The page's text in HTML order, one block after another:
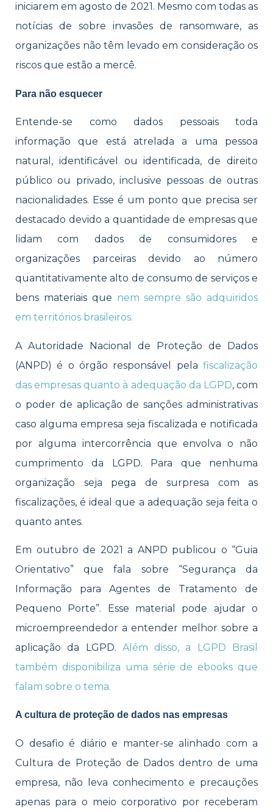
iniciarem em agosto de 2021. Mesmo com todas as
notícias de sobre invasões de ransomware, as
organizações não têm levado em consideração os
riscos que estão a mercê.
Para não esquecer
Entende-se como dados pessoais toda
informação que está atrelada a uma pessoa
natural, identificável ou identificada, de direito
público ou privado, inclusive pessoas de outras
nacionalidades. Esse é um ponto que precisa ser
destacado devido a quantidade de empresas que
lidam com dados de consumidores e
organizações parceiras devido ao número
quantitativamente alto de consumo de serviços e
bens materiais que nem sempre são adquiridos
em territórios brasileiros.
A Autoridade Nacional de Proteção de Dados
(ANPD) é o órgão responsável pela fiscalização
das empresas quanto à adequação da LGPD, com
o poder de aplicação de sanções administrativas
caso alguma empresa seja fiscalizada e notificada
por alguma intercorrência que envolva o não
cumprimento da LGPD. Para que nenhuma
organização seja pega de surpresa com as
fiscalizações, é ideal que a adequação seja feita o
quanto antes.
Em outubro de 2021 a ANPD publicou o “Guia
Orientativo” que fala sobre “Segurança da
Informação para Agentes de Tratamento de
Pequeno Porte”. Esse material pode ajudar o
microempreendedor a entender melhor sobre a
aplicação da LGPD. Além disso, a LGPD Brasil
também disponibiliza uma série de ebooks que
falam sobre o tema.
A cultura de proteção de dados nas empresas
O desafio é diário e manter-se alinhado com a
Cultura de Proteção de Dados dentro de uma
empresa, não leva conhecimento e precauções
apenas para o meio corporativo por receberam